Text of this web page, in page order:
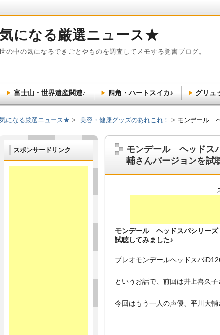
モンデール ヘッドス
輔さんバージョンを試
モンデール ヘッドスパシリー
試聴してみました♪
ブレオモンデールヘッドスパ
というお話で、前回は井上喜久
今回はもう一人の声優、平川大
スポンサードリンク
気になる厳選ニュース★ 美容・健康グッズのあれこれ！ モンデール
気になる厳選ニュース★
世の中の気になるできごとやものを調査してメモする覚書ブログ。
富士山・世界遺産関連♪ 四角・ハートスイカ♪ グリュ